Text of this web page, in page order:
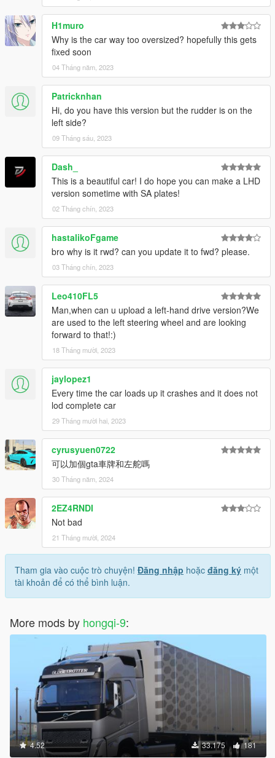
H1muro
Why is the car way too oversized? hopefully this gets
fixed soon
04 Tháng năm, 2023
Patricknhan
Hi, do you have this version but the rudder is on the
left side?
09 Tháng sáu, 2023
Dash_
This is a beautiful car! I do hope you can make a LHD
version sometime with SA plates!
02 Tháng chín, 2023
hastalikoFgame
bro why is it rwd? can you update it to fwd? please.
03 Tháng chín, 2023
Leo410FL5
Man,when can u upload a left-hand drive version?We
are used to the left steering wheel and are looking
forward to that!:)
18 Tháng mười, 2023
jaylopez1
Every time the car loads up it crashes and it does not
lod complete car
29 Tháng mười hai, 2023
cyrusyuen0722
可以加個gta車牌和左舵嗎
30 Tháng năm, 2024
2EZ4RNDI
Not bad
21 Tháng mười, 2024
Tham gia vào cuộc trò chuyện! Đăng nhập hoặc đăng ký một
tài khoản để có thể bình luận.
More mods by hongqi-9:
4.52 33.175 181